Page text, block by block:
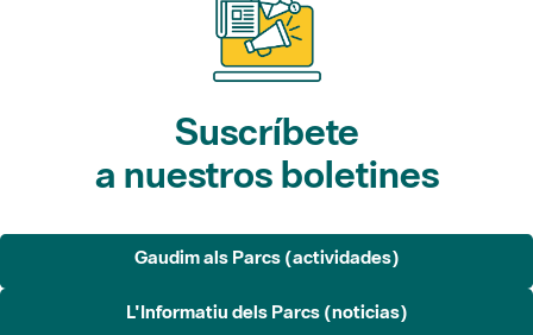
Suscríbete
a nuestros boletines
Gaudim als Parcs (actividades)
L'Informatiu dels Parcs (noticias)